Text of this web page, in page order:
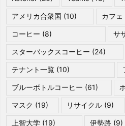
アメリカ合衆国 (10) カフェ
コーヒー (8) サ
スターバックスコーヒー (24)
テナント一覧 (10)
ブルーボトルコーヒー (61)
マスク (19) リサイクル (9)
上智大学 (19) 伊勢路 (9)